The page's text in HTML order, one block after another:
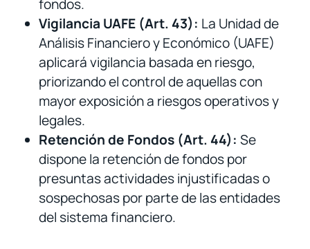
fondos.
Vigilancia UAFE (Art. 43): La Unidad de
Análisis Financiero y Económico (UAFE)
aplicará vigilancia basada en riesgo,
priorizando el control de aquellas con
mayor exposición a riesgos operativos y
legales.
Retención de Fondos (Art. 44): Se
dispone la retención de fondos por
presuntas actividades injustificadas o
sospechosas por parte de las entidades
del sistema financiero.